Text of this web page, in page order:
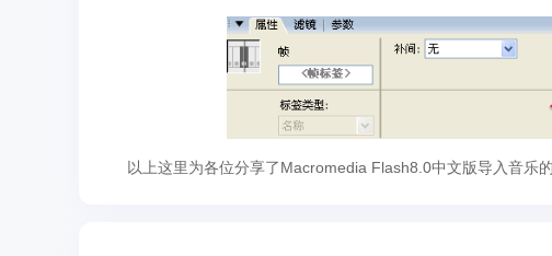
以上这里为各位分享了Macromedia Flash8.0中文版导入音乐